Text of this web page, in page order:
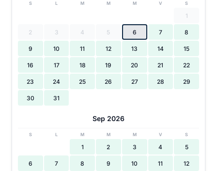
S L M M M V S
1
2 3 4 5 6 7 8
9 10 11 12 13 14 15
16 17 18 19 20 21 22
23 24 25 26 27 28 29
30 31
Sep 2026
S L M M M V S
1 2 3 4 5
6 7 8 9 10 11 12